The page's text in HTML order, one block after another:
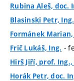
Rubina Aleš, doc.
Blasinski Petr,
Formánek Marian,
Frič Lukáš, Ing. -
Hirš Jiří, prof. Ing.,
Horák Petr, doc.